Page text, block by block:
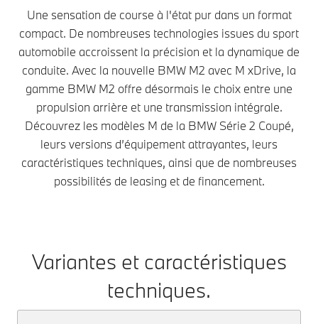
Une sensation de course à l'état pur dans un format
compact. De nombreuses technologies issues du sport
automobile accroissent la précision et la dynamique de
conduite. Avec la nouvelle BMW M2 avec M xDrive, la
gamme BMW M2 offre désormais le choix entre une
propulsion arrière et une transmission intégrale.
Découvrez les modèles M de la BMW Série 2 Coupé,
leurs versions d’équipement attrayantes, leurs
caractéristiques techniques, ainsi que de nombreuses
possibilités de leasing et de financement.
Variantes et caractéristiques
techniques.